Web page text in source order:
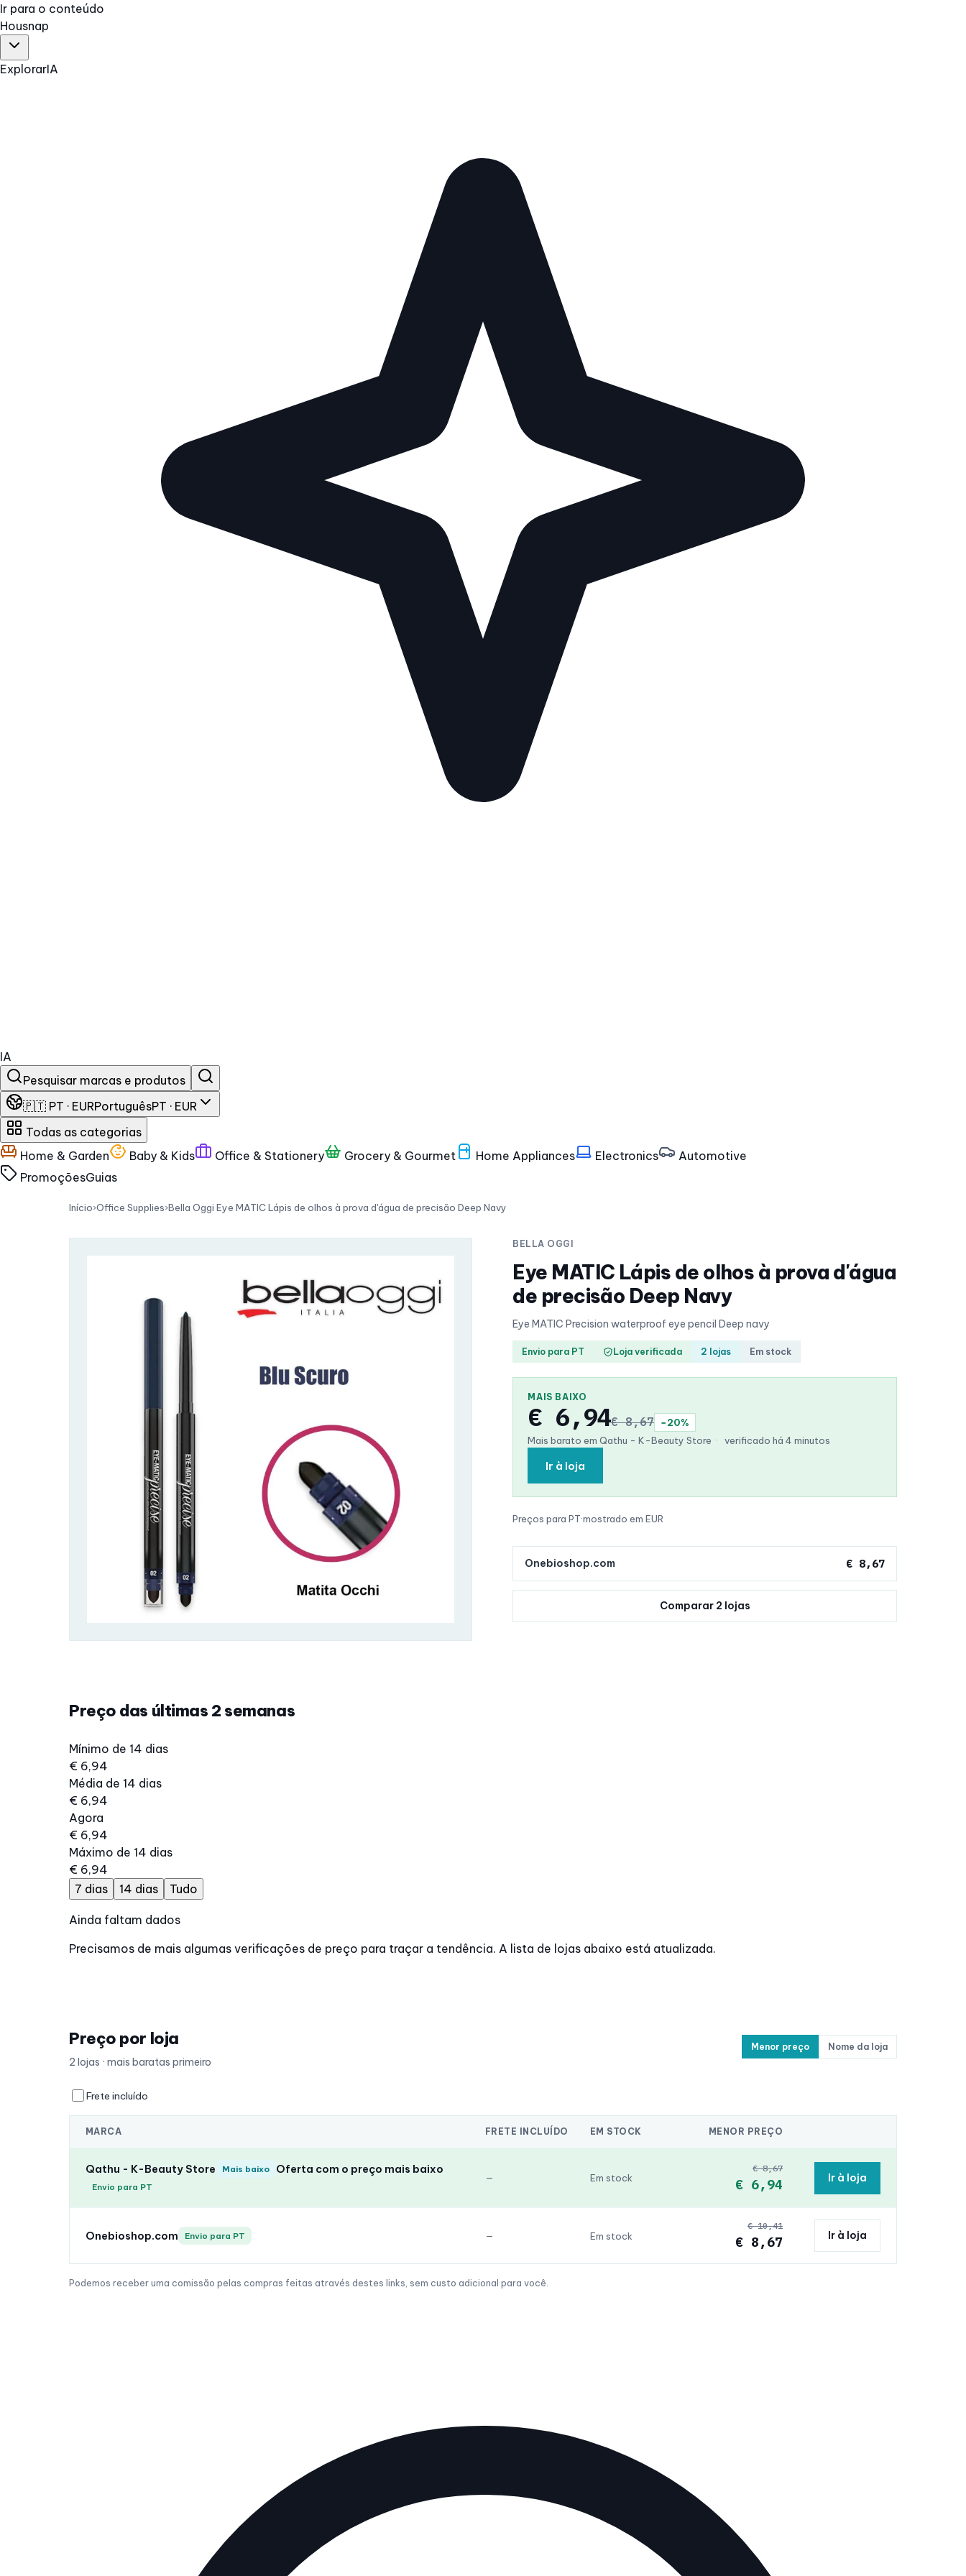
Ir para o conteúdo
Housnap
ExplorarIA
IA
Pesquisar marcas e produtos
🇵🇹 PT · EURPortuguêsPT · EUR
Todas as categorias
Home & Garden
Baby & Kids Office & Stationery Grocery & Gourmet Home Appliances Electronics
Automotive
PromoçõesGuias
Início›Office Supplies›Bella Oggi Eye MATIC Lápis de olhos à prova d'água de precisão Deep Navy
BELLA OGGI
Eye MATIC Lápis de olhos à prova d'água
de precisão Deep Navy
Eye MATIC Precision waterproof eye pencil Deep navy
Envio para PT Loja verificada 2 lojas Em stock
MAIS BAIXO
€ 6,94€ 8,67
−20%
Mais barato em Qathu - K-Beauty Store · verificado há 4 minutos
Ir à loja
Preços para PT·mostrado em EUR
Onebioshop.com € 8,67
Comparar 2 lojas
Preço das últimas 2 semanas
Mínimo de 14 dias
€ 6,94
Média de 14 dias
€ 6,94
Agora
€ 6,94
Máximo de 14 dias
€ 6,94
7 dias
14 dias Tudo
Ainda faltam dados
Precisamos de mais algumas verificações de preço para traçar a tendência. A lista de lojas abaixo está atualizada.
Preço por loja
2 lojas · mais baratas primeiro
Menor preço Nome da loja
Frete incluído
MARCA FRETE INCLUÍDO EM STOCK MENOR PREÇO
Qathu - K-Beauty Store Mais baixo Oferta com o preço mais baixo
Envio para PT
— Em stock
€ 8,67
€ 6,94 Ir à loja
Onebioshop.com Envio para PT — Em stock
€ 10,41
€ 8,67 Ir à loja
Podemos receber uma comissão pelas compras feitas através destes links, sem custo adicional para você.